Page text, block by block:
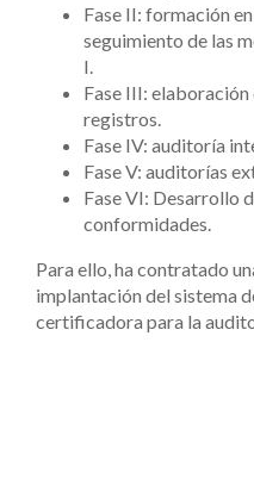
Fase II: formación
seguimiento de las
I.
Fase III:
registros.
Fase IV: auditoría
Fase V: auditorías
Fase VI: Desarrollo
conformidades.
Para ello, ha contratado
implantación del sistema
certificadora para la